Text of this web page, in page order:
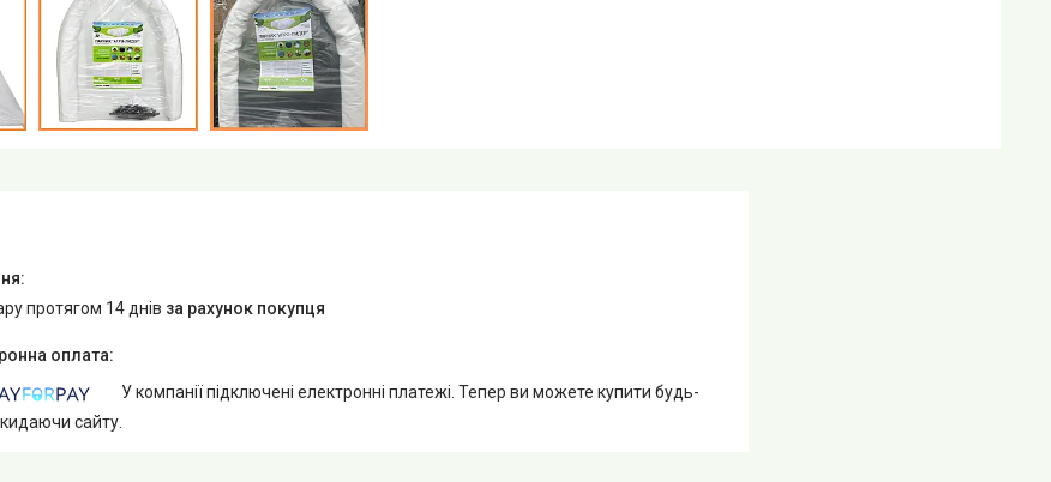
протягом 14 днів за рахунок покупця
У компанії підключені електронні платежі. Тепер ви можете купити будь-
сайту.